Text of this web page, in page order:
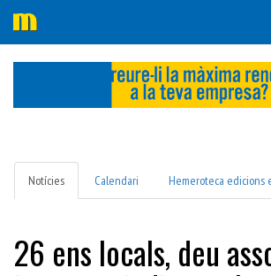
Notícies Calendari Hemeroteca edicions
26 ens locals, deu